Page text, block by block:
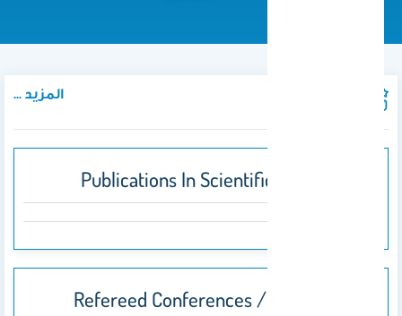
المزيد ...
Publications In Scientific Journals
Refereed Conferences / Symposia